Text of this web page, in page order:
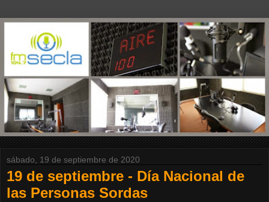
sábado, 19 de septiembre de 2020
19 de septiembre - Día Nacional de
las Personas Sordas